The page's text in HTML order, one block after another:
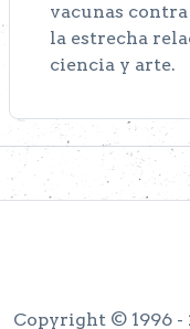
vacunas
la estrecha
ciencia y arte.
Copyright © 1996